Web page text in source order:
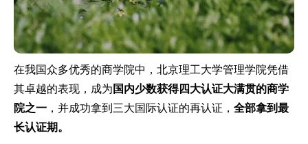
在我国众多优秀的商学院中，北京理工大学管理学院凭借
其卓越的表现，成为 国内少数获得四大认证大满贯的商学
院之一，并成功拿到三大国际认证的再认证， 全部拿到最
长认证期。